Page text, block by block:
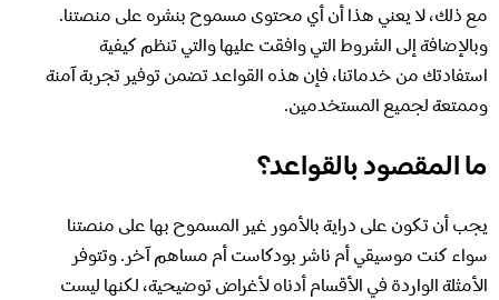
مع ذلك، لا يعني هذا أن أي محتوى مسموح بنشره على منصتنا.
وبالإضافة إلى الشروط التي وافقت عليها والتي تنظم كيفية
استفادتك من خدماتنا، فإن هذه القواعد تضمن توفير تجربة آمنة
وممتعة لجميع المستخدمين.
ما المقصود بالقواعد؟
يجب أن تكون على دراية بالأمور غير المسموح بها على منصتنا
سواء كنت موسيقي أم ناشر بودكاست أم مساهم آخر. وتتوفر
الأمثلة الواردة في الأقسام أدناه لأغراض توضيحية، لكنها ليست